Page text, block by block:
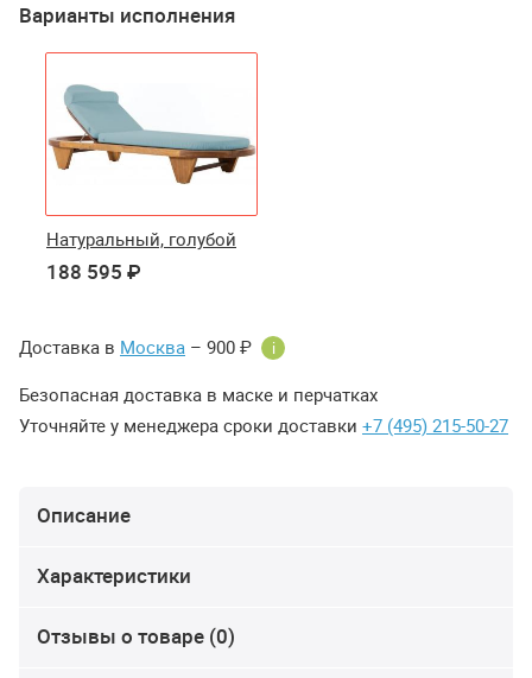
Варианты исполнения
Натуральный, голубой
188 595 ₽
Доставка в Москва – 900 ₽ i
Безопасная доставка в маске и перчатках
Уточняйте у менеджера сроки доставки +7 (495) 215-50-27
Описание
Характеристики
Отзывы о товаре (0)